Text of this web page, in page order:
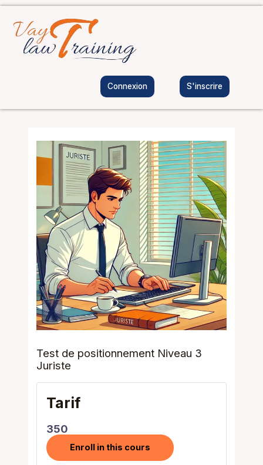
Aller
contenu
Connexion S'inscrire
Test de positionnement Niveau 3
Juriste
Tarif
350
Enroll in this cours